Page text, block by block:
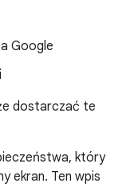
Google
dostarczać te
który
ekran. Ten wpis